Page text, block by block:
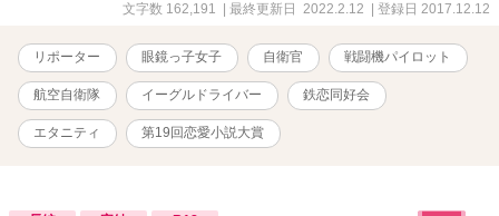
文字数 162,191 | 最終更新日 2022.2.12 | 登録日 2017.12.12
リポーター 眼鏡っ子女子 自衛官 戦闘機パイロット
航空自衛隊 イーグルドライバー 鉄恋同好会
エタニティ 第19回恋愛小説大賞